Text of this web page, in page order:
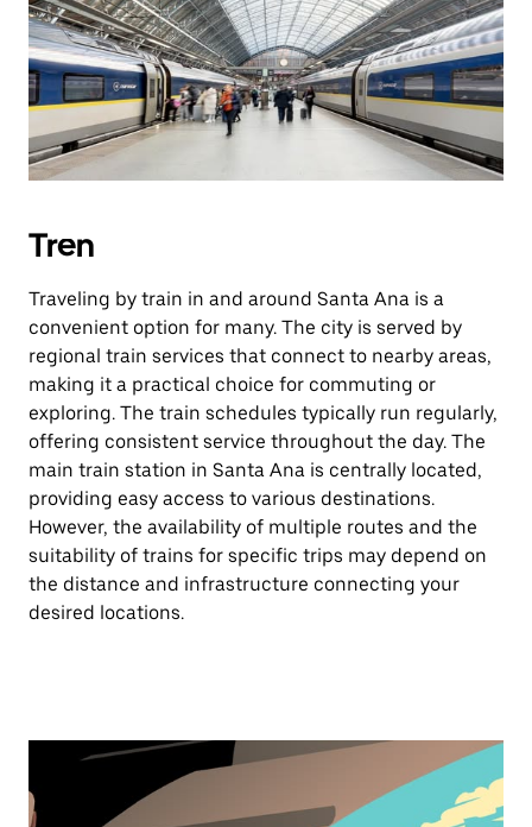
Tren
Traveling by train in and around Santa Ana is a
convenient option for many. The city is served by
regional train services that connect to nearby areas,
making it a practical choice for commuting or
exploring. The train schedules typically run regularly,
offering consistent service throughout the day. The
main train station in Santa Ana is centrally located,
providing easy access to various destinations.
However, the availability of multiple routes and the
suitability of trains for specific trips may depend on
the distance and infrastructure connecting your
desired locations.